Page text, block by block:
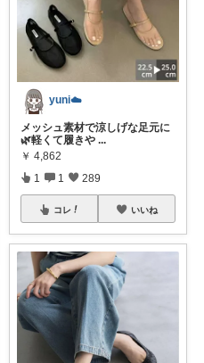
yuni☁️
メッシュ素材で涼しげな足元に
🌿軽くて履きや ...
￥ 4,862
1 1 289
コレ いいね